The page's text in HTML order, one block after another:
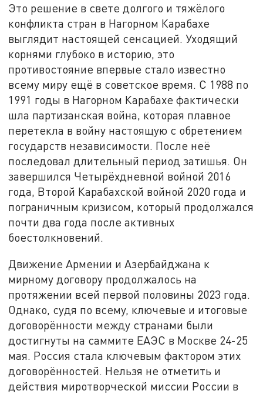
Это решение в свете долгого и тяжёлого
конфликта стран в Нагорном Карабахе
выглядит настоящей сенсацией. Уходящий
корнями глубоко в историю, это
противостояние впервые стало известно
всему миру ещё в советское время. С 1988 по
1991 годы в Нагорном Карабахе фактически
шла партизанская война, которая плавное
перетекла в войну настоящую с обретением
государств независимости. После неё
последовал длительный период затишья. Он
завершился Четырёхдневной войной 2016
года, Второй Карабахской войной 2020 года и
пограничным кризисом, который продолжался
почти два года после активных
боестолкновений.
Движение Армении и Азербайджана к
мирному договору продолжалось на
протяжении всей первой половины 2023 года.
Однако, судя по всему, ключевые и итоговые
договорённости между странами были
достигнуты на саммите ЕАЭС в Москве 24-25
мая. Россия стала ключевым фактором этих
договорённостей. Нельзя не отметить и
действия миротворческой миссии России в